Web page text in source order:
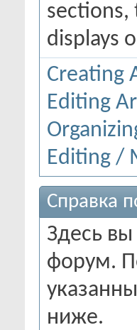
sections,
displays
Creating
Editing
Editing /
Справка
Здесь вы
форум.
ниже.